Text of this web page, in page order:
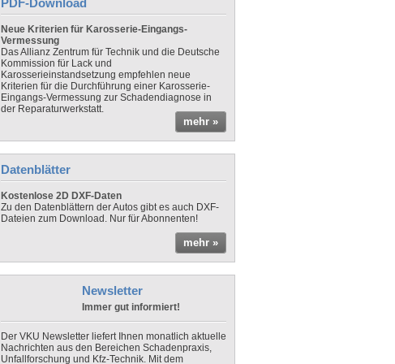
PDF-Download
Neue Kriterien für Karosserie-Eingangs-
Vermessung
Das Allianz Zentrum für Technik und die Deutsche
Kommission für Lack und
Karosserieinstandsetzung empfehlen neue
Kriterien für die Durchführung einer Karosserie-
Eingangs-Vermessung zur Schadendiagnose in
der Reparaturwerkstatt.
mehr »
Datenblätter
Kostenlose 2D DXF-Daten
Zu den Datenblättern der Autos gibt es auch DXF-
Dateien zum Download. Nur für Abonnenten!
mehr »
Newsletter
Immer gut informiert!
Der VKU Newsletter liefert Ihnen monatlich aktuelle
Nachrichten aus den Bereichen Schadenpraxis,
Unfallforschung und Kfz-Technik. Mit dem